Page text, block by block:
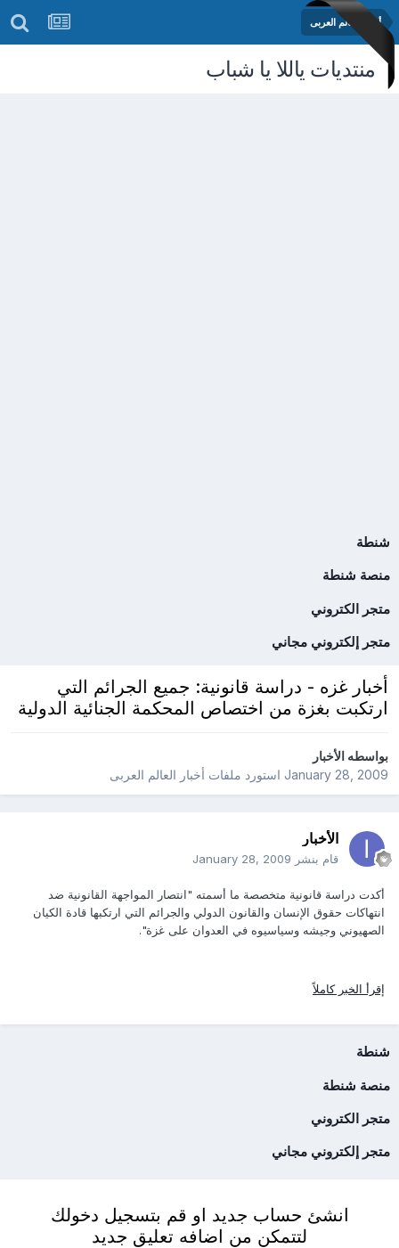
أخبار العالم العربى
منتديات ياللا يا شباب
شنطة
منصة شنطة
متجر الكتروني
متجر إلكتروني مجاني
أخبار غزه - دراسة قانونية: جميع الجرائم التي
ارتكبت بغزة من اختصاص المحكمة الجنائية الدولية
بواسطهالأخبار
January 28, 2009استورد ملفات أخبار العالم العربى
الأخبار
قام بنشر January 28, 2009
أكدت دراسة قانونية متخصصة ما أسمته "انتصار المواجهة القانونية ضد
انتهاكات حقوق الإنسان والقانون الدولي والجرائم التي ارتكبها قادة الكيان
الصهيوني وجيشه وسياسيوه في العدوان على غزة".
إقرأ الخبر كاملاً
شنطة
منصة شنطة
متجر الكتروني
متجر إلكتروني مجاني
انشئ حساب جديد او قم بتسجيل دخولك
لتتمكن من اضافه تعليق جديد